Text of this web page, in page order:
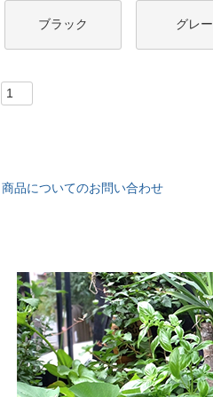
ブラック グレー
商品についてのお問い合わせ